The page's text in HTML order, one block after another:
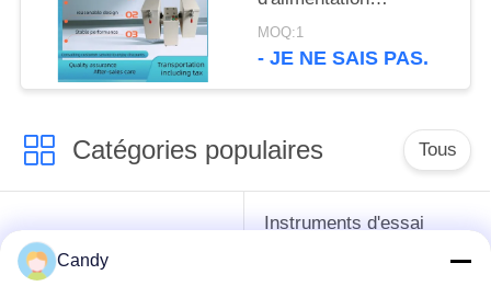
d'appareil de contrôle
d'index de longévité de
MOQ:1
- JE NE SAIS PAS.
Catégories populaires Tous
instruments de essai
de pétrole
Instruments d'essai
Candy